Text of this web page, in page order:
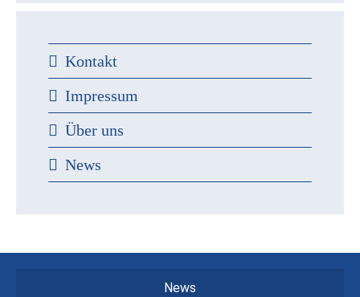
Kontakt
Impressum
Über uns
News
News